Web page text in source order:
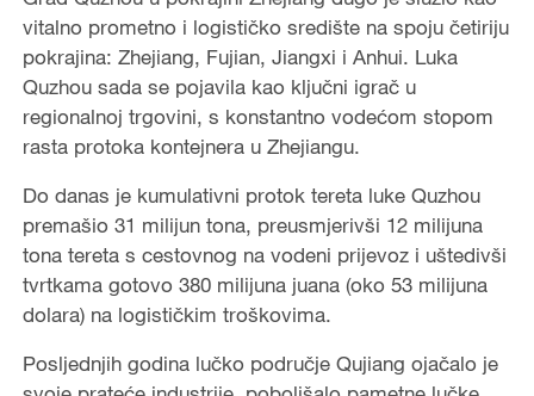
vitalno prometno i logističko središte na spoju četiriju
pokrajina: Zhejiang, Fujian, Jiangxi i Anhui. Luka
Quzhou sada se pojavila kao ključni igrač u
regionalnoj trgovini, s konstantno vodećom stopom
rasta protoka kontejnera u Zhejiangu.
Do danas je kumulativni protok tereta luke Quzhou
premašio 31 milijun tona, preusmjerivši 12 milijuna
tona tereta s cestovnog na vodeni prijevoz i uštedivši
tvrtkama gotovo 380 milijuna juana (oko 53 milijuna
dolara) na logističkim troškovima.
Posljednjih godina lučko područje Qujiang ojačalo je